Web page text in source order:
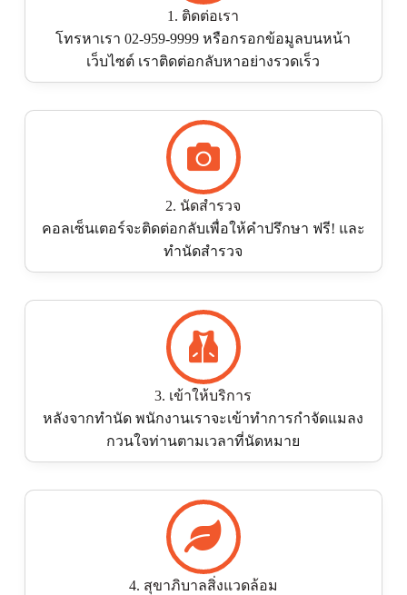
1. ติดต่อเรา
โทรหาเรา 02-959-9999 หรือกรอกข้อมูลบนหน้า
เว็บไซต์ เราติดต่อกลับหาอย่างรวดเร็ว
2. นัดสำรวจ
คอลเซ็นเตอร์จะติดต่อกลับเพื่อให้คำปรึกษา ฟรี! และ
ทำนัดสำรวจ
3. เข้าให้บริการ
หลังจากทำนัด พนักงานเราจะเข้าทำการกำจัดแมลง
กวนใจท่านตามเวลาที่นัดหมาย
4. สุขาภิบาลสิ่งแวดล้อม